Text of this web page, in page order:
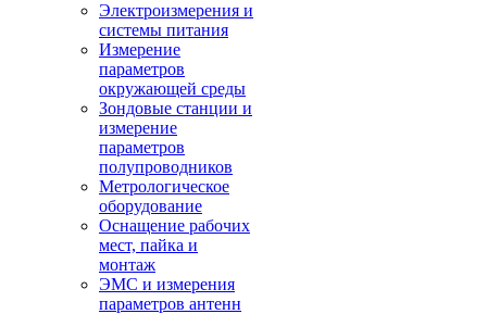
Электроизмерения и
системы питания
Измерение
параметров
окружающей среды
Зондовые станции и
измерение
параметров
полупроводников
Метрологическое
оборудование
Оснащение рабочих
мест, пайка и
монтаж
ЭМС и измерения
параметров антенн